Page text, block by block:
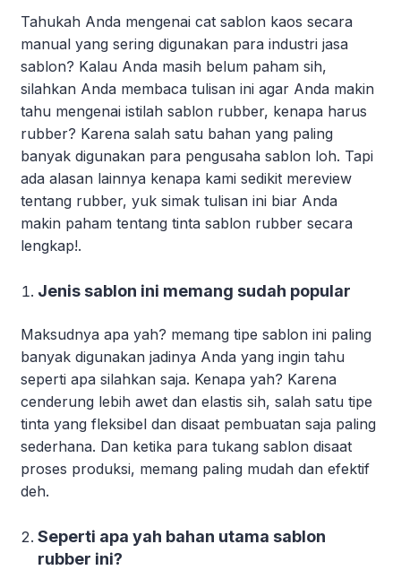
Tahukah Anda mengenai cat sablon kaos secara
manual yang sering digunakan para industri jasa
sablon? Kalau Anda masih belum paham sih,
silahkan Anda membaca tulisan ini agar Anda makin
tahu mengenai istilah sablon rubber, kenapa harus
rubber? Karena salah satu bahan yang paling
banyak digunakan para pengusaha sablon loh. Tapi
ada alasan lainnya kenapa kami sedikit mereview
tentang rubber, yuk simak tulisan ini biar Anda
makin paham tentang tinta sablon rubber secara
lengkap!.
Jenis sablon ini memang sudah popular
Maksudnya apa yah? memang tipe sablon ini paling
banyak digunakan jadinya Anda yang ingin tahu
seperti apa silahkan saja. Kenapa yah? Karena
cenderung lebih awet dan elastis sih, salah satu tipe
tinta yang fleksibel dan disaat pembuatan saja paling
sederhana. Dan ketika para tukang sablon disaat
proses produksi, memang paling mudah dan efektif
deh.
Seperti apa yah bahan utama sablon
rubber ini?